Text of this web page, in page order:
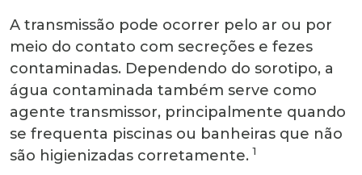
A transmissão pode ocorrer pelo ar ou por
meio do contato com secreções e fezes
contaminadas. Dependendo do sorotipo, a
água contaminada também serve como
agente transmissor, principalmente quando
se frequenta piscinas ou banheiras que não
são higienizadas corretamente. 1